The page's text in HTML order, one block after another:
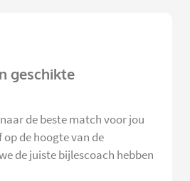
geschikte
de beste match voor jou
de hoogte van de
de juiste bijlescoach hebben